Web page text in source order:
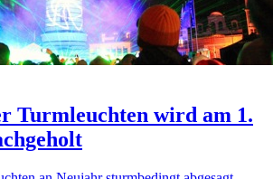
Turmleuchten wird am 1.